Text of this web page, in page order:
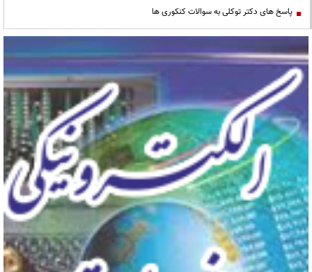
پاسخ های دکتر توکلی به سوالات کنکوری ها